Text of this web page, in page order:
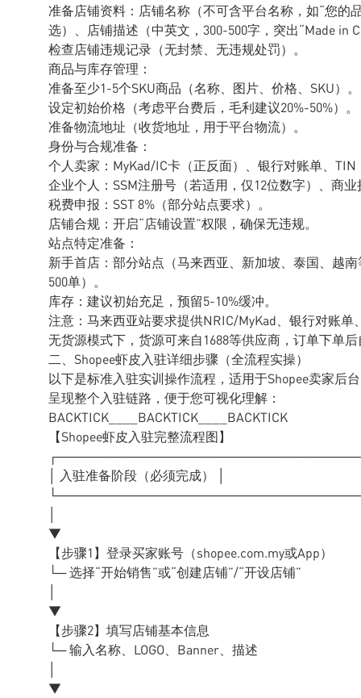
准备店铺资料：店铺名称（不可含平台名称，如“您的
选）、店铺描述（中英文，300-500字，突出“Made in
检查店铺违规记录（无封禁、无违规处罚）。
商品与库存管理：
准备至少1-5个SKU商品（名称、图片、价格、SKU）。
设定初始价格（考虑平台费后，毛利建议20%-50%）。
准备物流地址（收货地址，用于平台物流）。
身份与合规准备：
个人卖家：MyKad/IC卡（正反面）、银行对账单、TIN
企业个人：SSM注册号（若适用，仅12位数字）、商业
税费申报：SST 8%（部分站点要求）。
店铺合规：开启“店铺设置”权限，确保无违规。
站点特定准备：
新手首店：部分站点（马来西亚、新加坡、泰国、越
500单）。
库存：建议初始充足，预留5-10%缓冲。
注意：马来西亚站要求提供NRIC/MyKad、银行对账单
无货源模式下，货源可来自1688等供应商，订单下单
二、Shopee虾皮入驻详细步骤（全流程实操）
以下是标准入驻实训操作流程，适用于Shopee卖家后
呈现整个入驻链路，便于您可视化理解：
BACKTICK____BACKTICK____BACKTICK
【Shopee虾皮入驻完整流程图】
│ 入驻准备阶段（必须完成） │
▼
【步骤1】登录买家账号（shopee.com.my或App）
└─ 选择“开始销售”或“创建店铺”/“开设店铺”
▼
【步骤2】填写店铺基本信息
└─ 输入名称、LOGO、Banner、描述
▼